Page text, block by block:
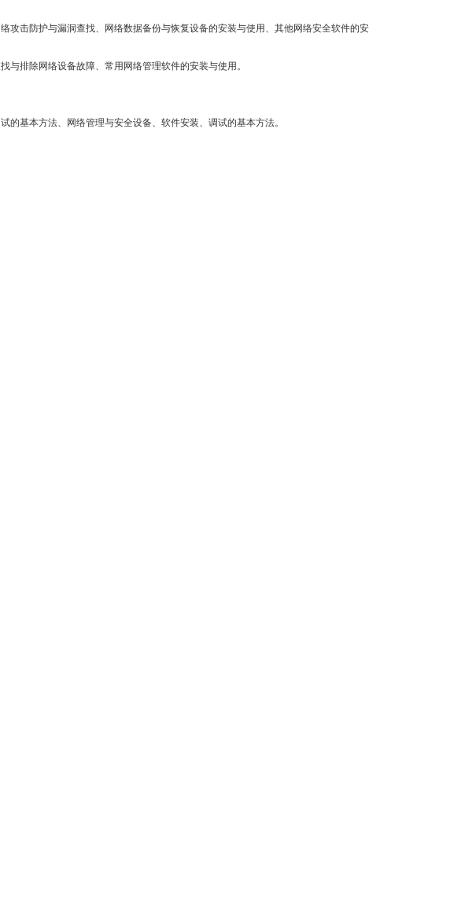
攻击防护与漏洞查找、网络数据备份与恢复设备的安装与使用、其他网络安全软件的安
与排除网络设备故障、常用网络管理软件的安装与使用。
基本方法、网络管理与安全设备、软件安装、调试的基本方法。